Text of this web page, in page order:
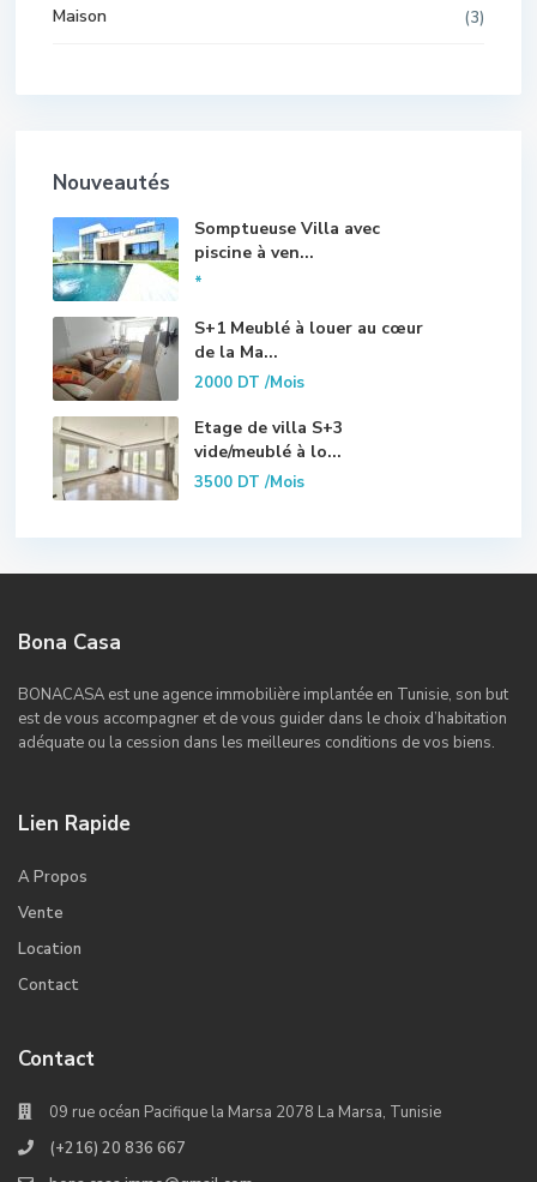
Maison (3)
Nouveautés
Somptueuse Villa avec
piscine à ven...
*
S+1 Meublé à louer au cœur
de la Ma...
2000 DT/Mois
Etage de villa S+3
vide/meublé à lo...
3500 DT/Mois
Bona Casa
BONACASA est une agence immobilière implantée en Tunisie, son but
est de vous accompagner et de vous guider dans le choix d’habitation
adéquate ou la cession dans les meilleures conditions de vos biens.
Lien Rapide
A Propos
Vente
Location
Contact
Contact
09 rue océan Pacifique la Marsa 2078 La Marsa, Tunisie
(+216) 20 836 667